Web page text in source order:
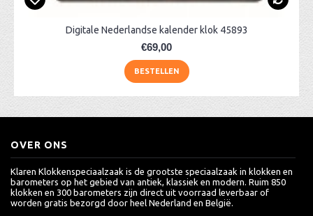
Digitale Nederlandse kalender klok 45893
€69,00
BESTELLEN
OVER ONS
Klaren Klokkenspeciaalzaak is de grootste speciaalzaak in klokken en
barometers op het gebied van antiek, klassiek en modern. Ruim 850
klokken en 300 barometers zijn direct uit voorraad leverbaar of
worden gratis bezorgd door heel Nederland en België.